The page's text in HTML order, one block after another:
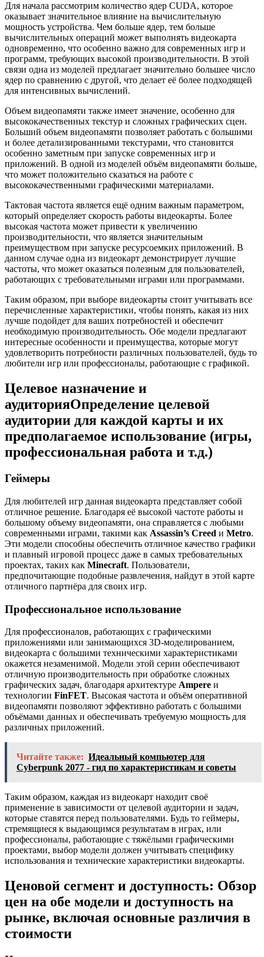
Для начала рассмотрим количество ядер CUDA, которое
оказывает значительное влияние на вычислительную
мощность устройства. Чем больше ядер, тем больше
вычислительных операций может выполнять видеокарта
одновременно, что особенно важно для современных игр и
программ, требующих высокой производительности. В этой
связи одна из моделей предлагает значительно большее число
ядер по сравнению с другой, что делает её более подходящей
для интенсивных вычислений.
Объем видеопамяти также имеет значение, особенно для
высококачественных текстур и сложных графических сцен.
Больший объем видеопамяти позволяет работать с большими
и более детализированными текстурами, что становится
особенно заметным при запуске современных игр и
приложений. В одной из моделей объём видеопамяти больше,
что может положительно сказаться на работе с
высококачественными графическими материалами.
Тактовая частота является ещё одним важным параметром,
который определяет скорость работы видеокарты. Более
высокая частота может привести к увеличению
производительности, что является значительным
преимуществом при запуске ресурсоемких приложений. В
данном случае одна из видеокарт демонстрирует лучшие
частоты, что может оказаться полезным для пользователей,
работающих с требовательными играми или программами.
Таким образом, при выборе видеокарты стоит учитывать все
перечисленные характеристики, чтобы понять, какая из них
лучше подойдет для ваших потребностей и обеспечит
необходимую производительность. Обе модели предлагают
интересные особенности и преимущества, которые могут
удовлетворить потребности различных пользователей, будь то
любители игр или профессионалы, работающие с графикой.
Целевое назначение и
аудиторияОпределение целевой
аудитории для каждой карты и их
предполагаемое использование (игры,
профессиональная работа и т.д.)
Геймеры
Для любителей игр данная видеокарта представляет собой
отличное решение. Благодаря её высокой частоте работы и
большому объему видеопамяти, она справляется с любыми
современными играми, такими как Assassin’s Creed и Metro.
Эти модели способны обеспечить отличное качество графики
и плавный игровой процесс даже в самых требовательных
проектах, таких как Minecraft. Пользователи,
предпочитающие подобные развлечения, найдут в этой карте
отличного партнёра для своих игр.
Профессиональное использование
Для профессионалов, работающих с графическими
приложениями или занимающихся 3D-моделированием,
видеокарта с большими техническими характеристиками
окажется незаменимой. Модели этой серии обеспечивают
отличную производительность при обработке сложных
графических задач, благодаря архитектуре Ampere и
технологии FinFET. Высокая частота и объём оперативной
видеопамяти позволяют эффективно работать с большими
объёмами данных и обеспечивать требуемую мощность для
различных приложений.
Читайте также: Идеальный компьютер для
Cyberpunk 2077 - гид по характеристикам и советы
Таким образом, каждая из видеокарт находит своё
применение в зависимости от целевой аудитории и задач,
которые ставятся перед пользователями. Будь то геймеры,
стремящиеся к выдающимся результатам в играх, или
профессионалы, работающие с тяжёлыми графическими
проектами, выбор модели должен учитывать специфику
использования и технические характеристики видеокарты.
Ценовой сегмент и доступность: Обзор
цен на обе модели и доступность на
рынке, включая основные различия в
стоимости